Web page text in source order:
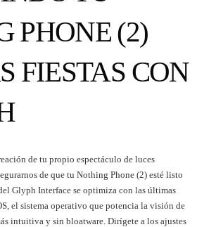
PHONE (2)
FIESTAS CON
de tu propio espectáculo de luces
de que tu Nothing Phone (2) esté listo
Glyph Interface se optimiza con las últimas
el sistema operativo que potencia la visión de
intuitiva y sin bloatware. Dirígete a los ajustes